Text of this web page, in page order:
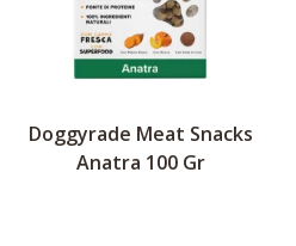
Doggyrade Meat Snacks
Anatra 100 Gr